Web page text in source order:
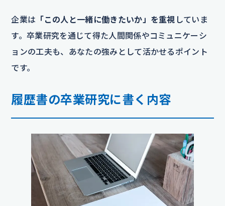
企業は 「この人と一緒に働きたいか」を重視 していま
す。卒業研究を通じて得た人間関係やコミュニケーシ
ョンの工夫も、あなたの強みとして活かせるポイント
です。
履歴書の卒業研究に書く内容